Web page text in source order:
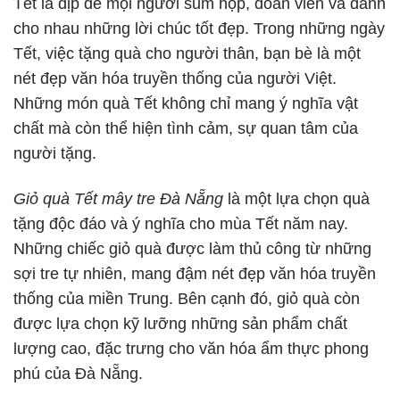
cho nhau những lời chúc tốt đẹp. Trong những ngày
Tết, việc tặng quà cho người thân, bạn bè là một
nét đẹp văn hóa truyền thống của người Việt.
Những món quà Tết không chỉ mang ý nghĩa vật
chất mà còn thể hiện tình cảm, sự quan tâm của
người tặng.
Giỏ quà Tết mây tre Đà Nẵng là một lựa chọn quà
tặng độc đáo và ý nghĩa cho mùa Tết năm nay.
Những chiếc giỏ quà được làm thủ công từ những
sợi tre tự nhiên, mang đậm nét đẹp văn hóa truyền
thống của miền Trung. Bên cạnh đó, giỏ quà còn
được lựa chọn kỹ lưỡng những sản phẩm chất
lượng cao, đặc trưng cho văn hóa ẩm thực phong
phú của Đà Nẵng.